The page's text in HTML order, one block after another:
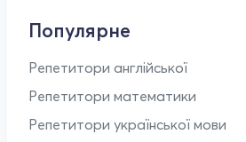
Популярне
Репетитори англійської
Репетитори математики
Репетитори української мови